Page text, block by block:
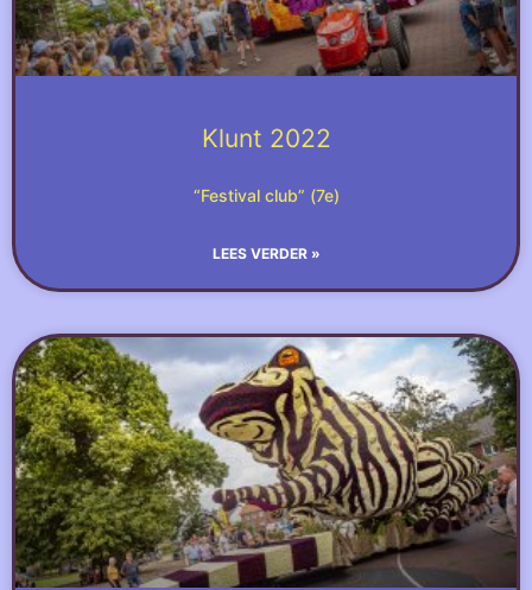
Klunt 2022
“Festival club” (7e)
LEES VERDER »